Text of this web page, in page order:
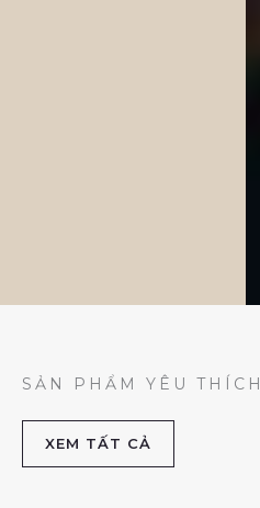
SẢN PHẨM YÊU THÍCH
XEM TẤT CẢ